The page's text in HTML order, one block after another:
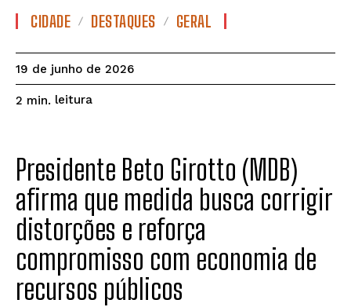
CIDADE DESTAQUES GERAL
19 de junho de 2026
2 min. leitura
Presidente Beto Girotto (MDB)
afirma que medida busca corrigir
distorções e reforça
compromisso com economia de
recursos públicos